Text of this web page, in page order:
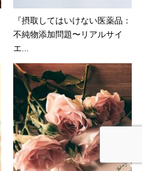
『摂取してはいけない医薬品：
不純物添加問題〜リアルサイ
エ...